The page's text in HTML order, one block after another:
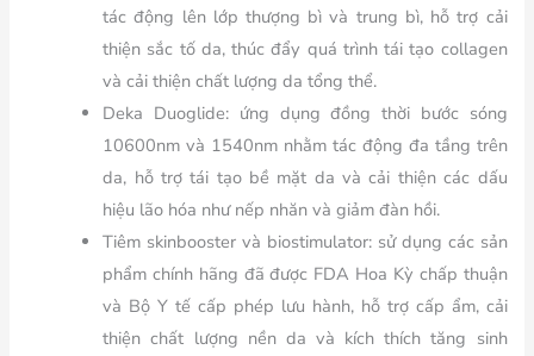
tác động lên lớp thượng bì và trung bì, hỗ trợ cải
thiện sắc tố da, thúc đẩy quá trình tái tạo collagen
và cải thiện chất lượng da tổng thể.
Deka Duoglide: ứng dụng đồng thời bước sóng
10600nm và 1540nm nhằm tác động đa tầng trên
da, hỗ trợ tái tạo bề mặt da và cải thiện các dấu
hiệu lão hóa như nếp nhăn và giảm đàn hồi.
Tiêm skinbooster và biostimulator: sử dụng các sản
phẩm chính hãng đã được FDA Hoa Kỳ chấp thuận
và Bộ Y tế cấp phép lưu hành, hỗ trợ cấp ẩm, cải
thiện chất lượng nền da và kích thích tăng sinh